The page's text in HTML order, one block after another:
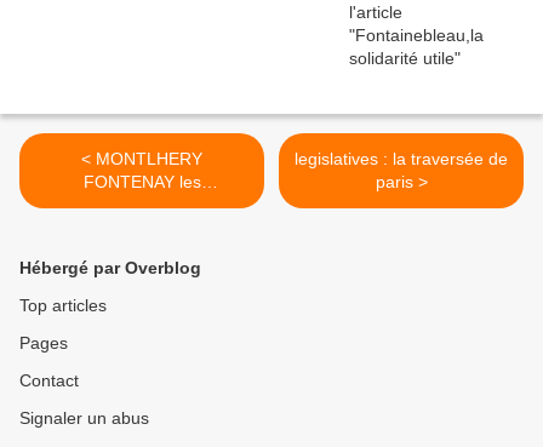
< MONTLHERY
FONTENAY les
briis,longjumeau ,au coeur
legislatives : la traversée de
paris >
Hébergé par Overblog
Top articles
Pages
Contact
Signaler un abus